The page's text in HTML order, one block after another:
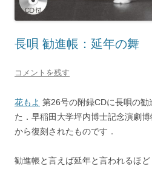
長唄 勧進帳：延年の舞
コメントを残す
花もよ 第26号の附録CDに長唄の勧
た．早稲田大学坪内博士記念演劇
から復刻されたものです．
勧進帳と言えば延年と言われるほ